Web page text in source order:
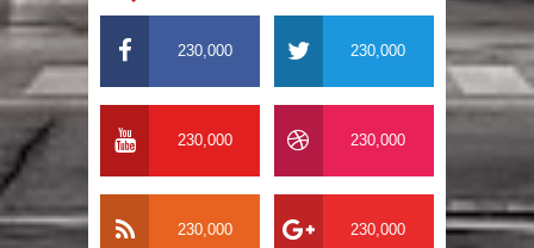
230,000 230,000
230,000 230,000
230,000 230,000